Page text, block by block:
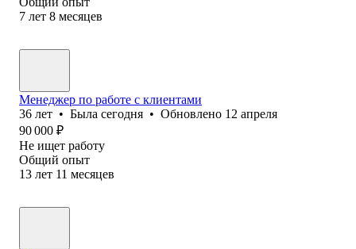
7 лет 8 месяцев
Менеджер по работе с клиентами
36 лет • Была сегодня • Обновлено 12 апреля
90 000 ₽
Не ищет работу
Общий опыт
13 лет 11 месяцев